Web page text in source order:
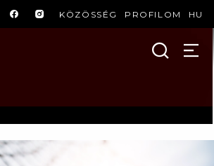
KÖZÖSSÉG PROFILOM HU